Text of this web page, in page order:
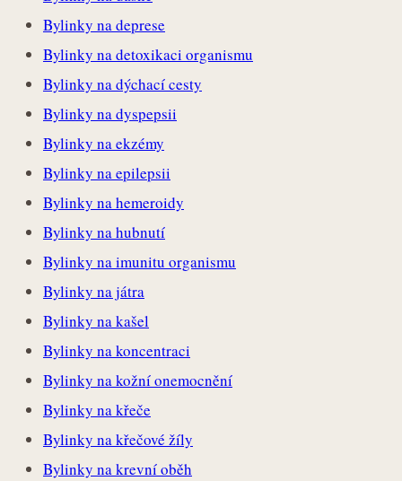
Bylinky na deprese
Bylinky na detoxikaci organismu
Bylinky na dýchací cesty
Bylinky na dyspepsii
Bylinky na ekzémy
Bylinky na epilepsii
Bylinky na hemeroidy
Bylinky na hubnutí
Bylinky na imunitu organismu
Bylinky na játra
Bylinky na kašel
Bylinky na koncentraci
Bylinky na kožní onemocnění
Bylinky na křeče
Bylinky na křečové žíly
Bylinky na krevní oběh